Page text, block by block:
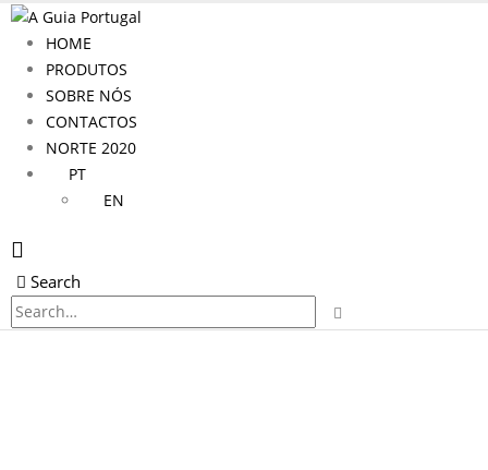
HOME
PRODUTOS
SOBRE NÓS
CONTACTOS
NORTE 2020
PT
EN
Search